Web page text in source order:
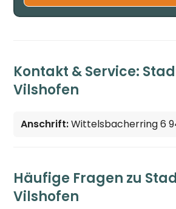
Kontakt & Service:
Vilshofen
Anschrift:Wittelsbacherring 6
Häufige Fragen zu
Vilshofen